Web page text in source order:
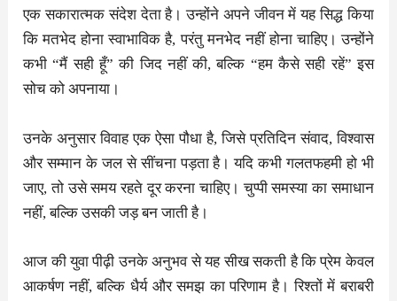
एक सकारात्मक संदेश देता है। उन्होंने अपने जीवन में यह सिद्ध किया
कि मतभेद होना स्वाभाविक है, परंतु मनभेद नहीं होना चाहिए। उन्होंने
कभी “मैं सही हूँ” की जिद नहीं की, बल्कि “हम कैसे सही रहें” इस
सोच को अपनाया।
उनके अनुसार विवाह एक ऐसा पौधा है, जिसे प्रतिदिन संवाद, विश्वास
और सम्मान के जल से सींचना पड़ता है। यदि कभी गलतफहमी हो भी
जाए, तो उसे समय रहते दूर करना चाहिए। चुप्पी समस्या का समाधान
नहीं, बल्कि उसकी जड़ बन जाती है।
आज की युवा पीढ़ी उनके अनुभव से यह सीख सकती है कि प्रेम केवल
आकर्षण नहीं, बल्कि धैर्य और समझ का परिणाम है। रिश्तों में बराबरी